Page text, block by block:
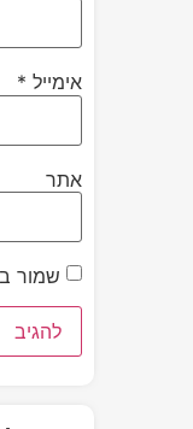
אימייל *
אתר
שמור